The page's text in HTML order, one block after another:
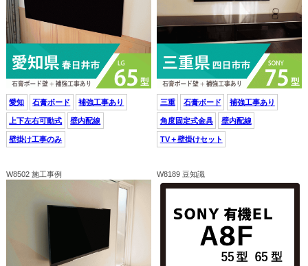
愛知 石膏ボード 補強工事あり
上下左右可動式 壁内配線
壁掛け工事のみ
三重 石膏ボード 補強工事あり
角度固定式金具 壁内配線
TV＋壁掛けセット
W8502 施工事例 W8189 豆知識